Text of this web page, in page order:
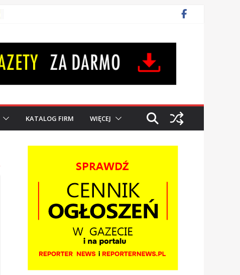
KATALOG FIRM WIĘCEJ